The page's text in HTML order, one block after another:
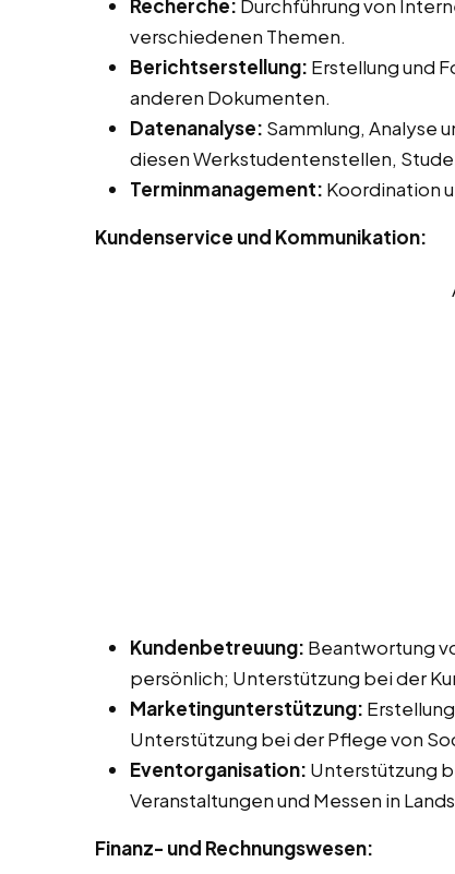
Recherche: Durchführung von
verschiedenen Themen.
Berichtserstellung: Erstellung und
anderen Dokumenten.
Datenanalyse: Sammlung, Analyse
diesen Werkstudentenstellen,
Terminmanagement: Koordination
Kundenservice und Kommunikation:
Kundenbetreuung: Beantwortung
persönlich; Unterstützung bei der
Marketingunterstützung:
Unterstützung bei der Pflege von
Eventorganisation: Unterstützung
Veranstaltungen und Messen in
Finanz- und Rechnungswesen: